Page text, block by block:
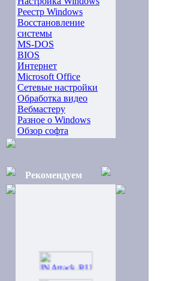
Реестр Windows
Восстановление
системы
MS-DOS
BIOS
Интернет
Microsoft Office
Сетевые настройки
Обработка видео
Вебмастеру
Разное о Windows
Обзор софта
Рекомендуем